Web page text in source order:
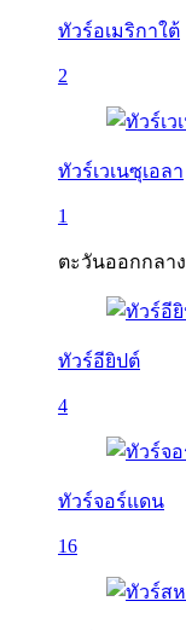
ทัวร์อเมริกาใต้
2
ทัวร์เวเนซุเอลา
1
ตะวันออกกลาง
ทัวร์อียิปต์
4
ทัวร์จอร์แดน
16